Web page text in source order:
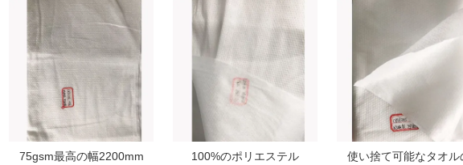
75gsm最高の幅2200mm
ベストプライス
100%のポリエステル
ベストプライス
使い捨て可能なタオル